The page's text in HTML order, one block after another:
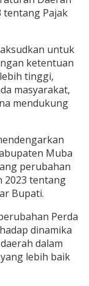
tentang Pajak
untuk
ketentuan
tinggi,
masyarakat,
mendukung
Muba
perubahan
2023 tentang
Bupati.
Perda
dinamika
dalam
lebih baik